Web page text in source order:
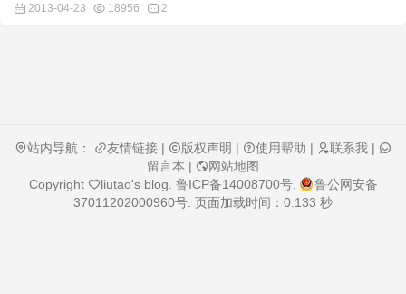
2013-04-23 18956 2
站内导航： 友情链接 | 版权声明 | 使用帮助 | 联系我 |
留言本 |
网站地图
Copyright
liutao's blog 鲁ICP备14008700号.
鲁公网安备
37011202000960号 . 页面加载时间：0.133 秒